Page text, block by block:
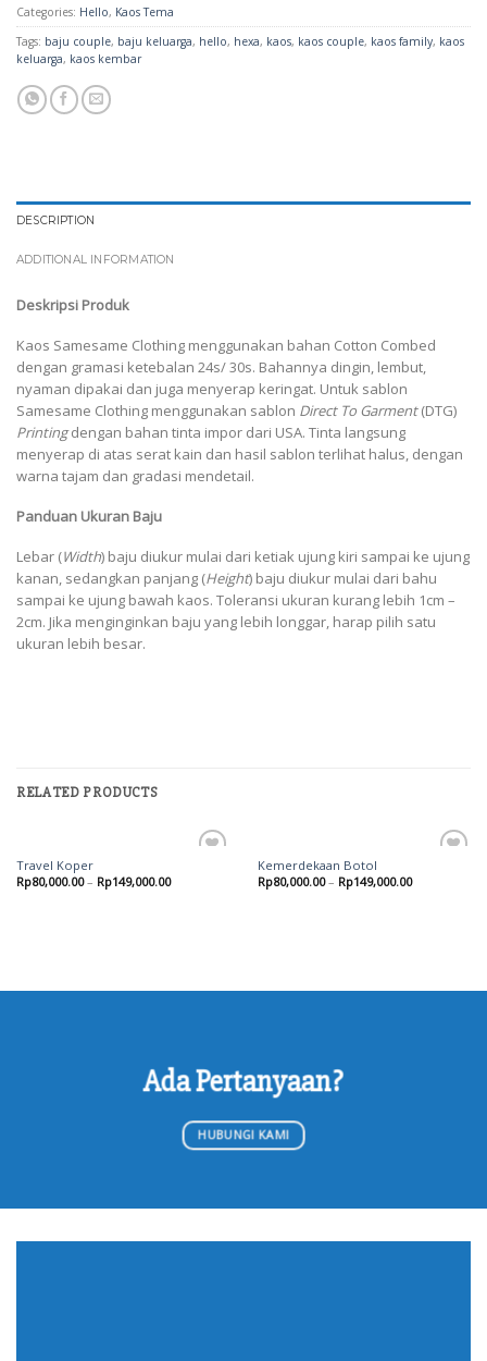
Categories: Hello, Kaos Tema
Tags: baju couple, baju keluarga, hello, hexa, kaos, kaos couple, kaos family, kaos
keluarga, kaos kembar
DESCRIPTION
ADDITIONAL INFORMATION
Deskripsi Produk
Kaos Samesame Clothing menggunakan bahan Cotton Combed
dengan gramasi ketebalan 24s/ 30s. Bahannya dingin, lembut,
nyaman dipakai dan juga menyerap keringat. Untuk sablon
Samesame Clothing menggunakan sablon Direct To Garment(DTG)
Printingdengan bahan tinta impor dari USA. Tinta langsung
menyerap di atas serat kain dan hasil sablon terlihat halus, dengan
warna tajam dan gradasi mendetail.
Panduan Ukuran Baju
Lebar (Width) baju diukur mulai dari ketiak ujung kiri sampai ke ujung
kanan, sedangkan panjang (Height) baju diukur mulai dari bahu
sampai ke ujung bawah kaos. Toleransi ukuran kurang lebih 1cm –
2cm. Jika menginginkan baju yang lebih longgar, harap pilih satu
ukuran lebih besar.
RELATED PRODUCTS
Travel Koper
Rp80,000.00– Rp149,000.00
Kemerdekaan Botol
Rp80,000.00– Rp149,000.00
Ada Pertanyaan?
HUBUNGI KAMI